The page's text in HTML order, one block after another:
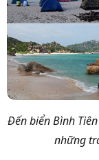
Đến biển Bình
những